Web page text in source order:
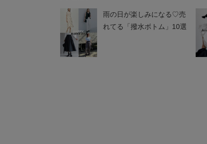
雨の日が楽しみになる♡売
れてる「撥水ボトム」10選